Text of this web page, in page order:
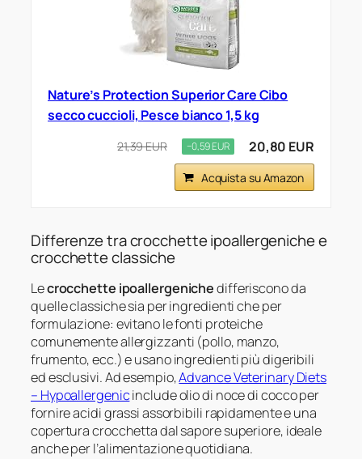
Nature’s Protection Superior Care Cibo
secco cuccioli, Pesce bianco 1,5 kg
21,39 EUR −0,59 EUR 20,80 EUR
Acquista su Amazon
Differenze tra crocchette ipoallergeniche e
crocchette classiche
Lecrocchette ipoallergenichedifferiscono da
quelle classiche sia per ingredienti che per
formulazione: evitano le fonti proteiche
comunemente allergizzanti (pollo, manzo,
frumento, ecc.) e usano ingredienti più digeribili
ed esclusivi. Ad esempio,Advance Veterinary Diets
– Hypoallergenicinclude olio di noce di cocco per
fornire acidi grassi assorbibili rapidamente e una
copertura crocchetta dal sapore superiore, ideale
anche per l’alimentazione quotidiana.